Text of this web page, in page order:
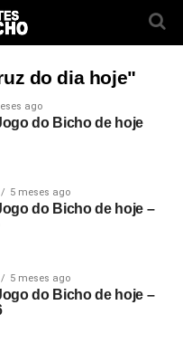
do dia hoje"
ago
do Bicho de hoje
5 meses ago
do Bicho de hoje –
5 meses ago
do Bicho de hoje –